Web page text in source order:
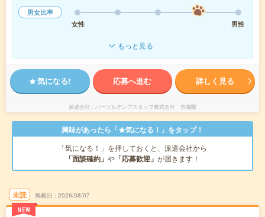
男女比率
女性
男性
もっと見る
気になる! 応募へ進む 詳しく見る
派遣会社 パーソルテンプスタッフ株式会社 首都圏
興味があったら「★気になる！」をタップ！
「気になる！」を押しておくと、派遣会社から
「面談確約」 や 「応募歓迎」 が届きます！
未読
NEW
掲載日 2026/08/07